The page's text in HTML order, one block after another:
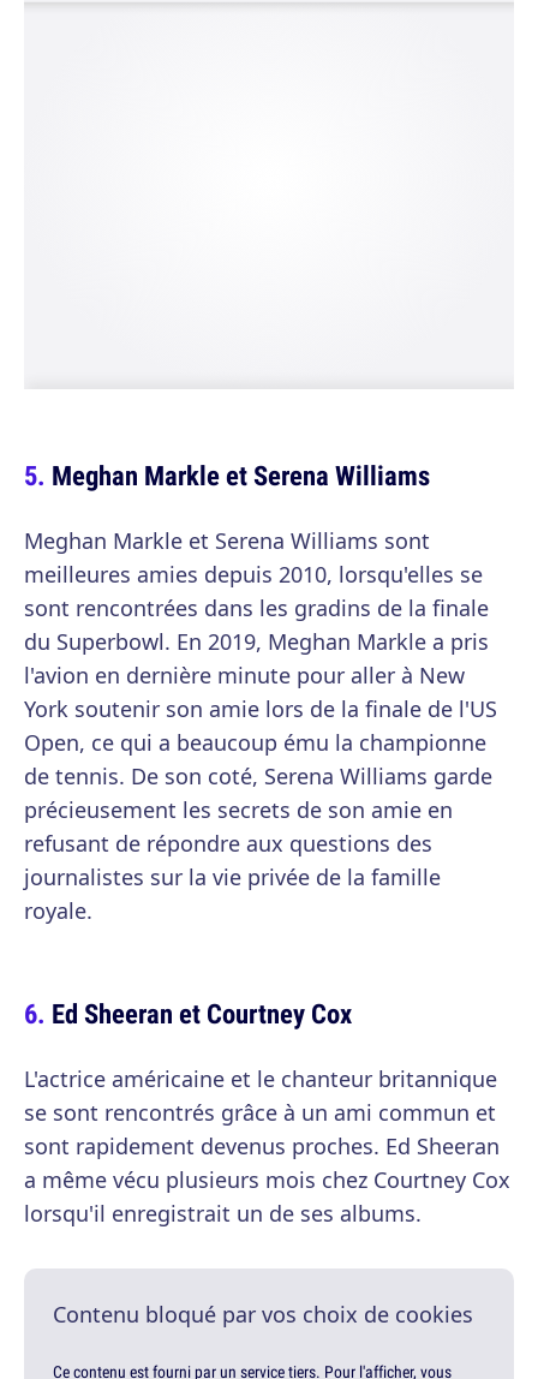
Meghan Markle et Serena Williams
Meghan Markle et Serena Williams sont
meilleures amies depuis 2010, lorsqu'elles se
sont rencontrées dans les gradins de la finale
du Superbowl. En 2019, Meghan Markle a pris
l'avion en dernière minute pour aller à New
York soutenir son amie lors de la finale de l'US
Open, ce qui a beaucoup ému la championne
de tennis. De son coté, Serena Williams garde
précieusement les secrets de son amie en
refusant de répondre aux questions des
journalistes sur la vie privée de la famille
royale.
Ed Sheeran et Courtney Cox
L'actrice américaine et le chanteur britannique
se sont rencontrés grâce à un ami commun et
sont rapidement devenus proches. Ed Sheeran
a même vécu plusieurs mois chez Courtney Cox
lorsqu'il enregistrait un de ses albums.
Contenu bloqué par vos choix de cookies
Ce contenu est fourni par un service tiers. Pour l'afficher, vous